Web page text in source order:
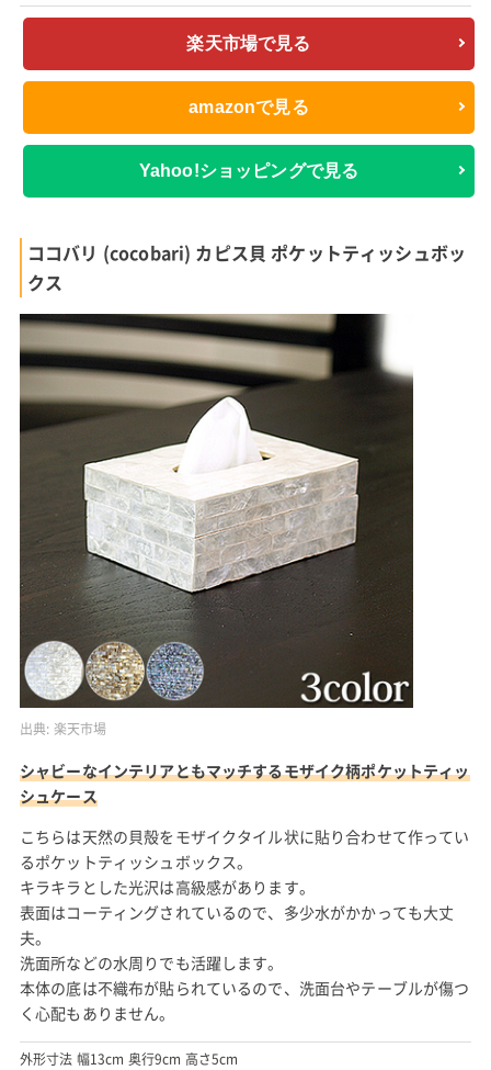
楽天市場で見る
amazonで見る
Yahoo!ショッピングで見る
ココバリ (cocobari) カピス貝 ポケットティッシュボッ
クス
出典: 楽天市場
シャビーなインテリアともマッチするモザイク柄ポケットティッ
シュケース
こちらは天然の貝殻をモザイクタイル状に貼り合わせて作ってい
るポケットティッシュボックス。
キラキラとした光沢は高級感があります。
表面はコーティングされているので、多少水がかかっても大丈
夫。
洗面所などの水周りでも活躍します。
本体の底は不織布が貼られているので、洗面台やテーブルが傷つ
く心配もありません。
外形寸法 幅13cm 奥行9cm 高さ5cm